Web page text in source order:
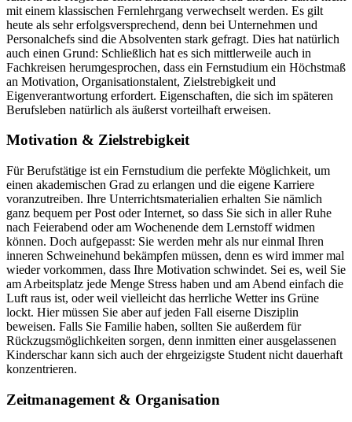
mit einem klassischen Fernlehrgang verwechselt werden. Es gilt
heute als sehr erfolgsversprechend, denn bei Unternehmen und
Personalchefs sind die Absolventen stark gefragt. Dies hat natürlich
auch einen Grund: Schließlich hat es sich mittlerweile auch in
Fachkreisen herumgesprochen, dass ein Fernstudium ein Höchstmaß
an Motivation, Organisationstalent, Zielstrebigkeit und
Eigenverantwortung erfordert. Eigenschaften, die sich im späteren
Berufsleben natürlich als äußerst vorteilhaft erweisen.
Motivation & Zielstrebigkeit
Für Berufstätige ist ein Fernstudium die perfekte Möglichkeit, um
einen akademischen Grad zu erlangen und die eigene Karriere
voranzutreiben. Ihre Unterrichtsmaterialien erhalten Sie nämlich
ganz bequem per Post oder Internet, so dass Sie sich in aller Ruhe
nach Feierabend oder am Wochenende dem Lernstoff widmen
können. Doch aufgepasst: Sie werden mehr als nur einmal Ihren
inneren Schweinehund bekämpfen müssen, denn es wird immer mal
wieder vorkommen, dass Ihre Motivation schwindet. Sei es, weil Sie
am Arbeitsplatz jede Menge Stress haben und am Abend einfach die
Luft raus ist, oder weil vielleicht das herrliche Wetter ins Grüne
lockt. Hier müssen Sie aber auf jeden Fall eiserne Disziplin
beweisen. Falls Sie Familie haben, sollten Sie außerdem für
Rückzugsmöglichkeiten sorgen, denn inmitten einer ausgelassenen
Kinderschar kann sich auch der ehrgeizigste Student nicht dauerhaft
konzentrieren.
Zeitmanagement & Organisation